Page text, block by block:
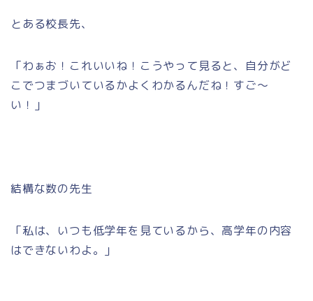
とある校長先、
「わぁお！これいいね！こうやって見ると、自分がど
こでつまづいているかよくわかるんだね！すご～
い！」
結構な数の先生
「私は、いつも低学年を見ているから、高学年の内容
はできないわよ。」